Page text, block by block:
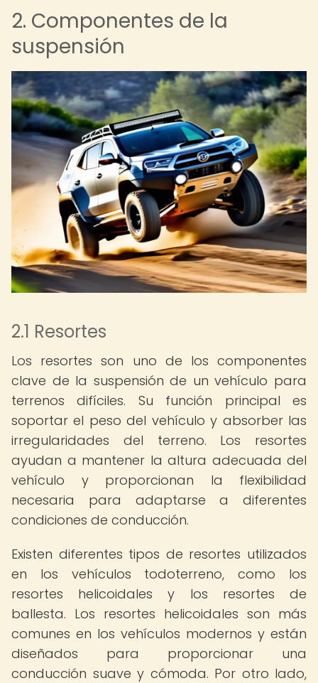
2. Componentes de la
suspensión
2.1 Resortes
Los resortes son uno de los componentes
clave de la suspensión de un vehículo para
terrenos difíciles. Su función principal es
soportar el peso del vehículo y absorber las
irregularidades del terreno. Los resortes
ayudan a mantener la altura adecuada del
vehículo y proporcionan la flexibilidad
necesaria para adaptarse a diferentes
condiciones de conducción.
Existen diferentes tipos de resortes utilizados
en los vehículos todoterreno, como los
resortes helicoidales y los resortes de
ballesta. Los resortes helicoidales son más
comunes en los vehículos modernos y están
diseñados para proporcionar una
conducción suave y cómoda. Por otro lado,